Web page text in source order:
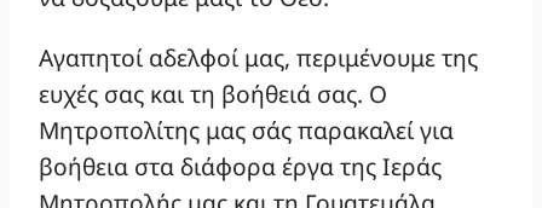
Αγαπητοί αδελφοί μας, περιμένουμε της
ευχές σας και τη βοήθειά σας. Ο
Μητροπολίτης μας σάς παρακαλεί για
βοήθεια στα διάφορα έργα της Ιεράς